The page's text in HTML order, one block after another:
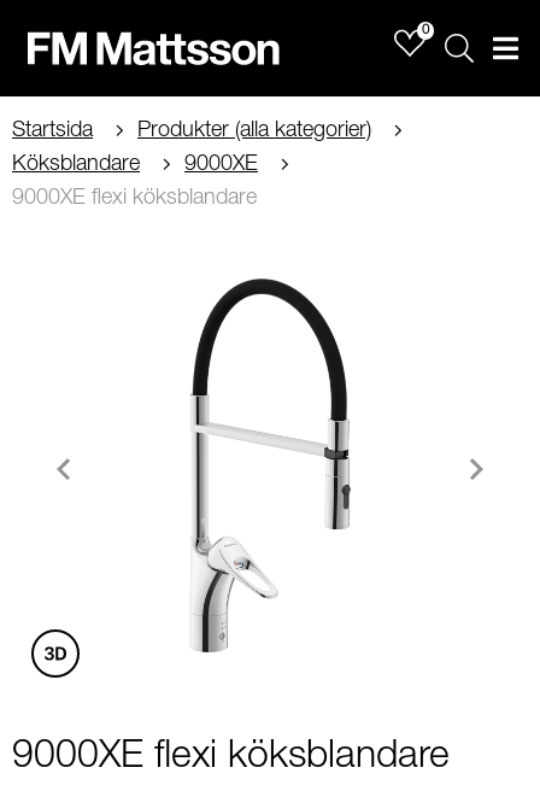
0
Sök
Startsida
Produkter (alla kategorier)
Köksblandare
9000XE
9000XE flexi köksblandare
9000XE flexi köksblandare